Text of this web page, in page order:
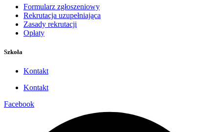
Formularz zgłoszeniowy
Rekrutacja uzupełniająca
Zasady rekrutacji
Opłaty
Szkoła
Kontakt
Kontakt
Facebook